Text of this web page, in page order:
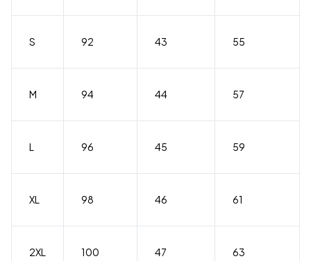
S 92 43 55
M 94 44 57
L 96 45 59
XL 98 46 61
2XL 100 47 63